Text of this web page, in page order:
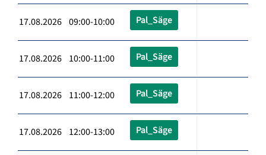
17.08.2026 09:00-10:00 Pal_Säge
17.08.2026 10:00-11:00 Pal_Säge
17.08.2026 11:00-12:00 Pal_Säge
17.08.2026 12:00-13:00 Pal_Säge